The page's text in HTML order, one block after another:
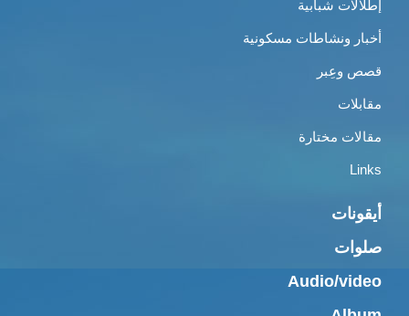
إطلالات شبابية
أخبار ونشاطات مسكونية
قصص وعِبر
مقابلات
مقالات مختارة
Links
أيقونات
صلوات
Audio/video